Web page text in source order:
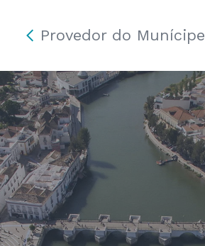
Provedor do Munícipe